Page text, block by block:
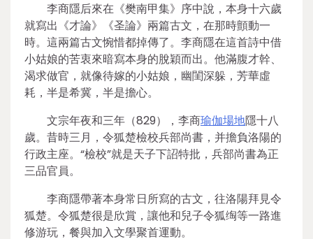
李商隱后來在《樊南甲集》序中說，本身十六歲
就寫出《才論》《圣論》兩篇古文，在那時顫動一
時。這兩篇古文惋惜都掉傳了。李商隱在這首詩中借
小姑娘的苦衷來暗寫本身的脫穎而出。他滿腹才幹、
渴求做官，就像待嫁的小姑娘，幽閨深躲，芳華虛
耗，半是希冀，半是擔心。
文宗年夜和三年（829），李商瑜伽場地隱十八
歲。昔時三月，令狐楚檢校兵部尚書，并擔負洛陽的
行政主座。“檢校”就是天子下詔特批，兵部尚書為正
三品官員。
李商隱帶著本身常日所寫的古文，往洛陽拜見令
狐楚。令狐楚很是欣賞，讓他和兒子令狐绹等一路進
修游玩，餐與加入文學聚首運動。